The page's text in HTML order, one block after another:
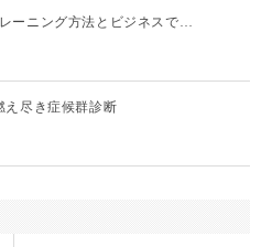
ーニング方法とビジネスで…
え尽き症候群診断